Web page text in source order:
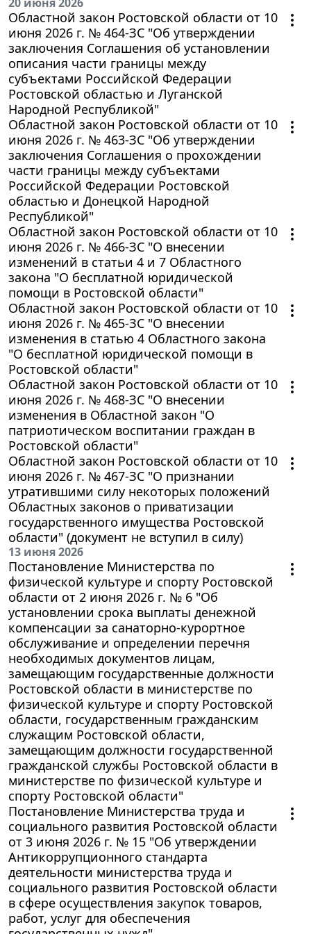
Областной закон Ростовской области от 10
июня 2026 г. № 464-ЗС "Об утверждении
заключения Соглашения об установлении
описания части границы между
субъектами Российской Федерации
Ростовской областью и Луганской
Народной Республикой"
Областной закон Ростовской области от 10
июня 2026 г. № 463-ЗС "Об утверждении
заключения Соглашения о прохождении
части границы между субъектами
Российской Федерации Ростовской
областью и Донецкой Народной
Республикой"
Областной закон Ростовской области от 10
июня 2026 г. № 466-ЗС "О внесении
изменений в статьи 4 и 7 Областного
закона "О бесплатной юридической
помощи в Ростовской области"
Областной закон Ростовской области от 10
июня 2026 г. № 465-ЗС "О внесении
изменения в статью 4 Областного закона
"О бесплатной юридической помощи в
Ростовской области"
Областной закон Ростовской области от 10
июня 2026 г. № 468-ЗС "О внесении
изменения в Областной закон "О
патриотическом воспитании граждан в
Ростовской области"
Областной закон Ростовской области от 10
июня 2026 г. № 467-ЗС "О признании
утратившими силу некоторых положений
Областных законов о приватизации
государственного имущества Ростовской
области" (документ не вступил в силу)
13 июня 2026
Постановление Министерства по
физической культуре и спорту Ростовской
области от 2 июня 2026 г. № 6 "Об
установлении срока выплаты денежной
компенсации за санаторно-курортное
обслуживание и определении перечня
необходимых документов лицам,
замещающим государственные должности
Ростовской области в министерстве по
физической культуре и спорту Ростовской
области, государственным гражданским
служащим Ростовской области,
замещающим должности государственной
гражданской службы Ростовской области в
министерстве по физической культуре и
спорту Ростовской области"
Постановление Министерства труда и
социального развития Ростовской области
от 3 июня 2026 г. № 15 "Об утверждении
Антикоррупционного стандарта
деятельности министерства труда и
социального развития Ростовской области
в сфере осуществления закупок товаров,
работ, услуг для обеспечения